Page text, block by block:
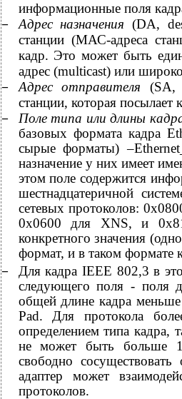
информационные поля
− Адрес назначения (DA,
станции (МАС-адреса
кадр. Это может быть
адрес (multicast) или
− Адрес отправителя (SA,
станции, которая посылает
− Поле типа или длины
базовых формата кадра
сырые форматы)
назначение у них имеет
этом поле содержится
шестнадцатеричной
сетевых протоколов:
0х0600 для XNS, и
конкретного значения
формат, и в таком формате
−
Для кадра IEEE 802,3 в
следующего поля - поля
общей длине кадра
Pad. Для протокола
определением типа кадра,
не может быть больше
свободно
адаптер может
протоколов.